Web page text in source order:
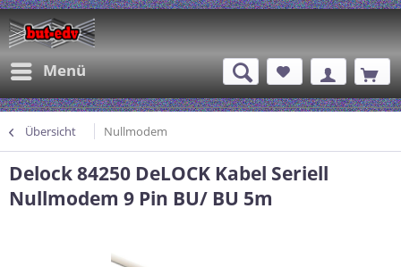
Menü
Übersicht Nullmodem
Delock 84250 DeLOCK Kabel Seriell
Nullmodem 9 Pin BU/ BU 5m